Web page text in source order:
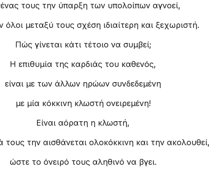
τους την ύπαρξη των υπολοίπων αγνοεί,
όλοι μεταξύ τους σχέση ιδιαίτερη και ξεχωριστή.
Πώς γίνεται κάτι τέτοιο να συμβεί;
Η επιθυμία της καρδιάς του καθενός,
είναι με των άλλων ηρώων συνδεδεμένη
με μία κόκκινη κλωστή ονειρεμένη!
Είναι αόρατη η κλωστή,
τους την αισθάνεται ολοκόκκινη και την
ώστε το όνειρό τους αληθινό να βγει.